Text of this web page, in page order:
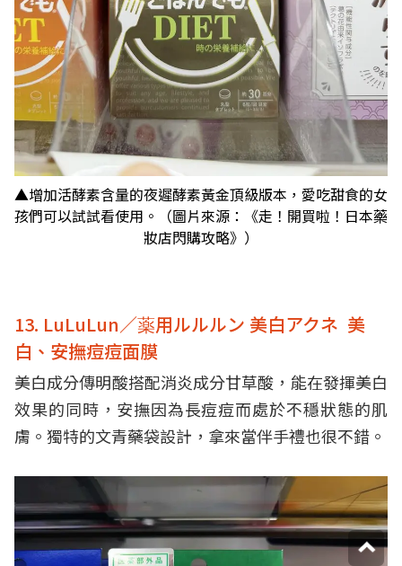
▲增加活酵素含量的夜遲酵素黃金頂級版本，愛吃甜食的女
孩們可以試試看使用。（圖片來源：《走！開買啦！日本藥
妝店閃購攻略》）
13. LuLuLun／薬用ルルルン 美白アクネ 美
白、安撫痘痘面膜
美白成分傳明酸搭配消炎成分甘草酸，能在發揮美白
效果的同時，安撫因為長痘痘而處於不穩狀態的肌
膚。獨特的文青藥袋設計，拿來當伴手禮也很不錯。